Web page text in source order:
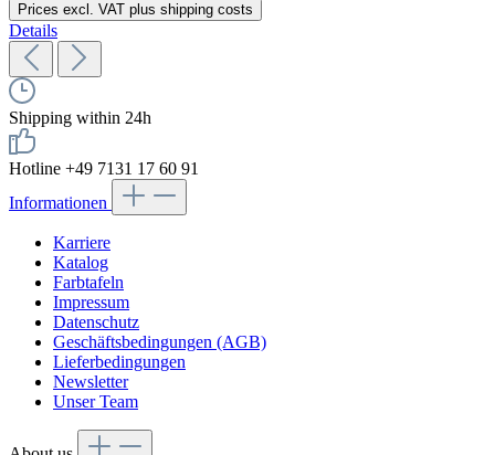
Prices excl. VAT plus shipping costs
Details
Shipping within 24h
Hotline +49 7131 17 60 91
Informationen
Karriere
Katalog
Farbtafeln
Impressum
Datenschutz
Geschäftsbedingungen (AGB)
Lieferbedingungen
Newsletter
Unser Team